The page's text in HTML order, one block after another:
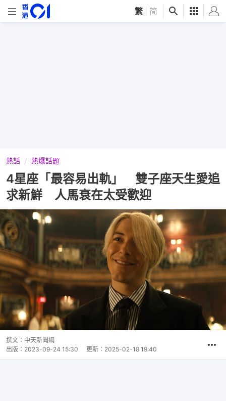
繁 简
熱話 熱爆話題
4星座「最容易出軌」 雙子座天生愛追
求新鮮 人馬衰在太受歡迎
撰文： 中天新聞網
出版： 2023-09-24 15:30 更新： 2025-02-18 19:40